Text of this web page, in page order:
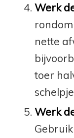
Werk
nette
toer
Werk